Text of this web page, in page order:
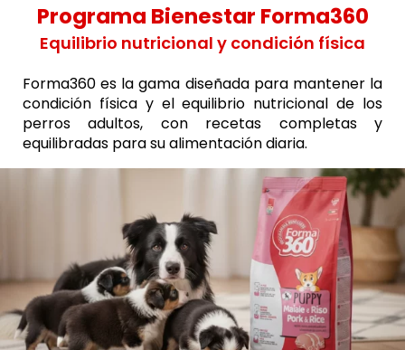
Programa Bienestar Forma360
Equilibrio nutricional y condición física
Forma360 es la gama diseñada para mantener la
condición física y el equilibrio nutricional de los
perros adultos, con recetas completas y
equilibradas para su alimentación diaria.